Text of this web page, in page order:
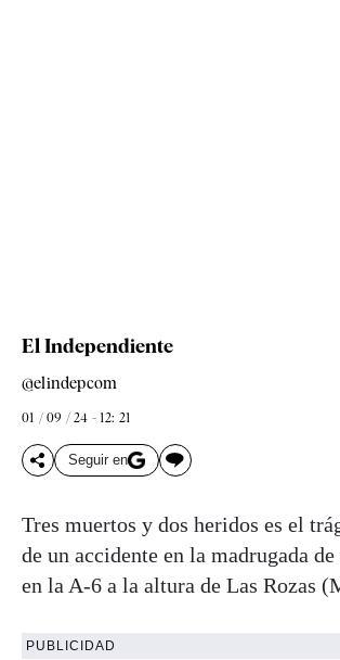
El Independiente
@elindepcom
01 / 09 / 24 - 12: 21
Seguir en
Tres muertos y dos heridos es el
de un accidente en la madrugada
en la A-6 a la altura de Las Rozas
PUBLICIDAD